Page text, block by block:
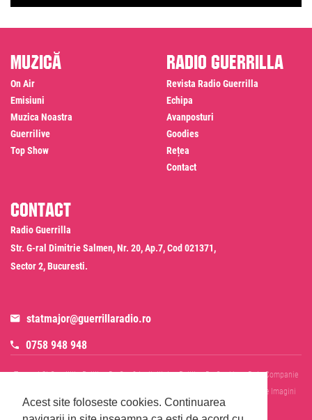
Acest site foloseste cookies. Continuarea
Muzică
On Air
Emisiuni
Muzica Noastra
Guerrilive
Top Show
Radio Guerrilla
Revista Radio Guerrilla
Echipa
Avanposturi
Goodies
Rețea
Contact
Contact
Radio Guerrilla
Str. G-ral Dimitrie Salmen, Nr. 20, Ap.7, Cod 021371,
Sector 2, Bucuresti.
statmajor@guerrillaradio.ro
0758 948 948
Termeni Si Conditii Politica De Confidentialitate Politica De Cookies
Date Companie
Informare Prelucrare Imagini
Evenimente
Cod Deontologic